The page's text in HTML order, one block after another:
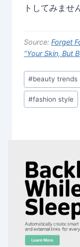
トしてみませ
Source: Forget
“Your Skin, But
Post
Tags:
#beauty trends
#fashion style